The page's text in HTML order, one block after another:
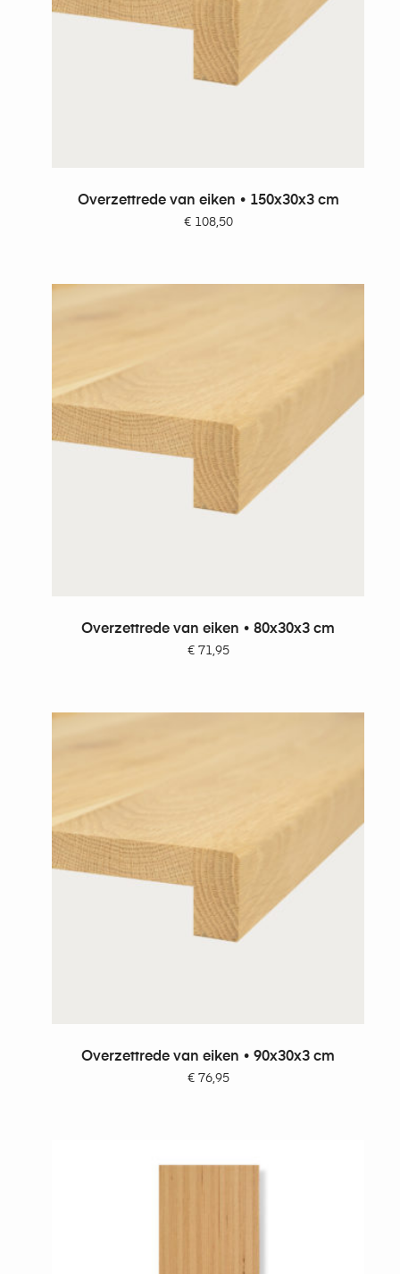
TOEVOEGEN AAN WINKELWAGEN
Overzettrede van eiken • 150x30x3 cm
€108,50
TOEVOEGEN AAN WINKELWAGEN
Overzettrede van eiken • 80x30x3 cm
€71,95
TOEVOEGEN AAN WINKELWAGEN
Overzettrede van eiken • 90x30x3 cm
€76,95